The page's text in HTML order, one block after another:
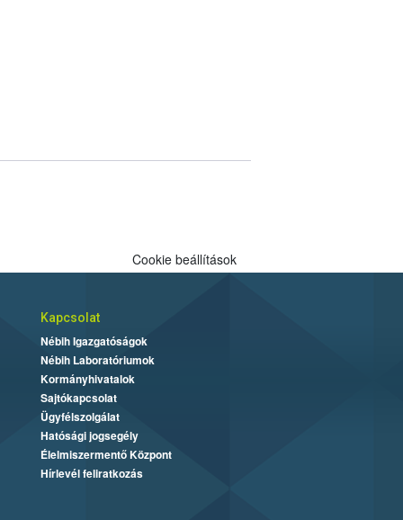
Cookie beállítások
Kapcsolat
Nébih Igazgatóságok
Nébih Laboratóriumok
Kormányhivatalok
Sajtókapcsolat
Ügyfélszolgálat
Hatósági jogsegély
Élelmiszermentő Központ
Hírlevél feliratkozás